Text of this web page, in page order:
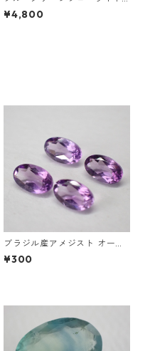
オーバルカットルース 10.2ct
15.4mm*11.1mm*8.0mm
¥4,800
ブラジル産アメジスト オーバ
ルカットルース 0.2ct前後 5m
m*3mm前後
¥300